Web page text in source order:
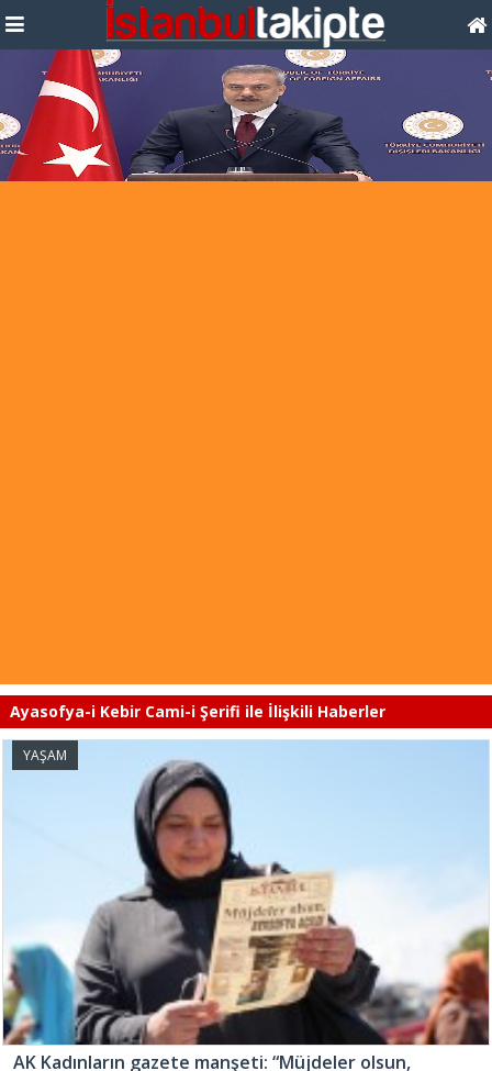
Ayasofya-i Kebir Cami-i Şerifi ile İlişkili Haberler
YAŞAM
AK Kadınların gazete manşeti: “Müjdeler olsun,